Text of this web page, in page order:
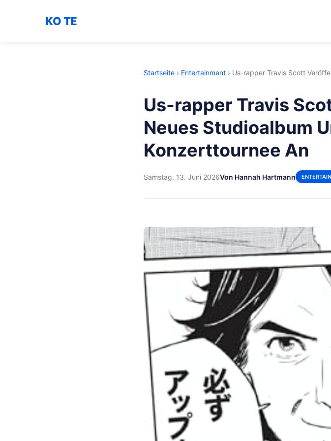
KO TE
Startseite › Entertainment › Us-rapper Travis Scott
Us-rapper Travis
Neues Studioalbum
Konzerttournee An
Samstag, 13. Juni 2026Von Hannah Hartmann